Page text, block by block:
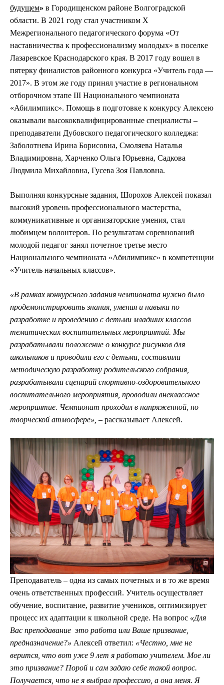
будущем» в Городищенском районе Волгоградской
области. В 2021 году стал участником X
Межрегионального педагогического форума «От
наставничества к профессионализму молодых» в поселке
Лазаревское Краснодарского края. В 2017 году вошел в
пятерку финалистов районного конкурса «Учитель года —
2017». В этом же году принял участие в региональном
отборочном этапе III Национального чемпионата
«Абилимпикс». Помощь в подготовке к конкурсу Алексею
оказывали высококвалифицированные специалисты –
преподаватели Дубовского педагогического колледжа:
Заболотнева Ирина Борисовна, Смоляева Наталья
Владимировна, Харченко Ольга Юрьевна, Садкова
Людмила Михайловна, Гусева Зоя Павловна.
Выполняя конкурсные задания, Шорохов Алексей показал
высокий уровень профессионального мастерства,
коммуникативные и организаторские умения, стал
любимцем волонтеров. По результатам соревнований
молодой педагог занял почетное третье место
Национального чемпионата «Абилимпикс» в компетенции
«Учитель начальных классов».
«В рамках конкурсного задания чемпионата нужно было
продемонстрировать знания, умения и навыки по
разработке и проведению с детьми младших классов
тематических воспитательных мероприятий. Мы
разрабатывали положение о конкурсе рисунков для
школьников и проводили его с детьми, составляли
методическую разработку родительского собрания,
разрабатывали сценарий спортивно-оздоровительного
воспитательного мероприятия, проводили внеклассное
мероприятие. Чемпионат проходил в напряженной, но
творческой атмосфере», ­ – рассказывает Алексей.
Преподаватель ­– одна из самых почетных и в то же время
очень ответственных профессий. Учитель осуществляет
обучение, воспитание, развитие учеников, оптимизирует
процесс их адаптации к школьной среде. На вопрос «Для
Вас преподавание ­ это работа или Ваше призвание,
предназначение?» Алексей ответил: «Честно, мне не
верится, что вот уже 9 лет я работаю учителем. Мое ли
это призвание? Порой и сам задаю себе такой вопрос.
Получается, что не я выбрал профессию, а она меня. Я